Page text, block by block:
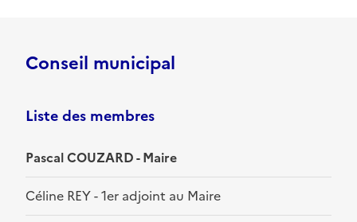
Conseil municipal
Liste des membres
Pascal COUZARD - Maire
Céline REY - 1er adjoint au Maire